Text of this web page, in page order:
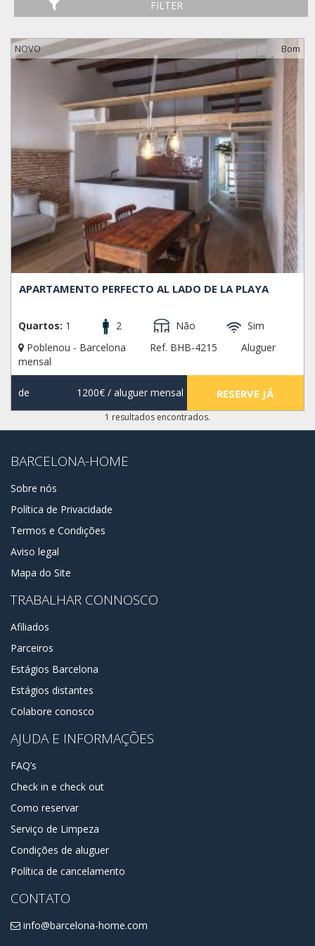
FILTER
NOVO Bom
APARTAMENTO PERFECTO AL LADO DE LA PLAYA
Quartos: 1 2 Não
Sim
Poblenou - Barcelona
Ref. BHB-4215
Aluguer
mensal
de 1200€/ aluguer mensal RESERVE JÁ
1 resultados encontrados.
BARCELONA-HOME
Sobre nós
Política de Privacidade
Termos e Condições
Aviso legal
Mapa do Site
TRABALHAR CONNOSCO
Afiliados
Parceiros
Estágios Barcelona
Estágios distantes
Colabore conosco
AJUDA E INFORMAÇÕES
FAQ’s
Check in e check out
Como reservar
Serviço de Limpeza
Condições de aluguer
Política de cancelamento
CONTATO
info@barcelona-home.com